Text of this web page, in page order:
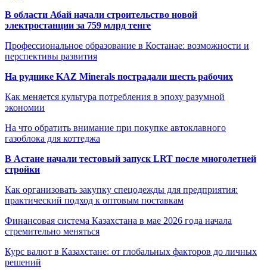
В области Абай начали строительство новой
электростанции за 759 млрд тенге
Профессиональное образование в Костанае: возможности и
перспективы развития
На руднике KAZ Minerals пострадали шесть рабочих
Как меняется культура потребления в эпоху разумной
экономии
На что обратить внимание при покупке автоклавного
газоблока для коттеджа
В Астане начали тестовый запуск LRT после многолетней
стройки
Как организовать закупку спецодежды для предприятия:
практический подход к оптовым поставкам
Финансовая система Казахстана в мае 2026 года начала
стремительно меняться
Курс валют в Казахстане: от глобальных факторов до личных
решений